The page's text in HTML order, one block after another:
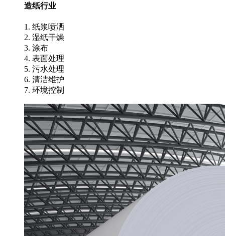
造纸行业
1. 纸浆喷洒
2. 湿纸干燥
3. 涂布
4. 表面处理
5. 污水处理
6. 清洁维护
7. 环境控制